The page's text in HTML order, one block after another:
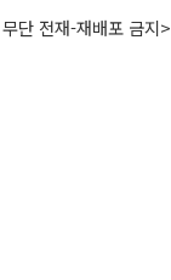
단 전재-재배포 금지>